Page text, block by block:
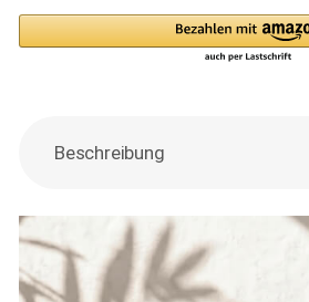
Beschreibung